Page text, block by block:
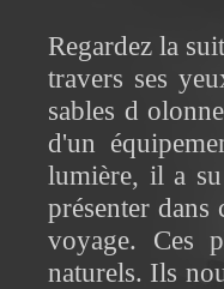
Regardez la
travers ses
sables d
d'un
lumière, il a
présenter dans
voyage. Ces
naturels. Ils